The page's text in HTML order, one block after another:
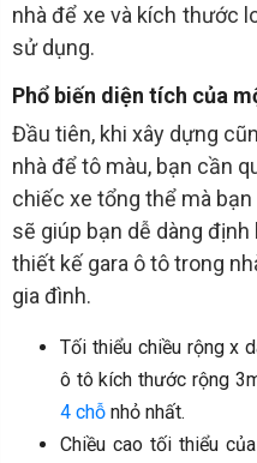
nhà để xe và kích thước
sử dụng.
Phổ biến diện tích của
Đầu tiên, khi xây dựng
nhà để tô màu, bạn cần
chiếc xe tổng thể mà
sẽ giúp bạn dễ dàng
thiết kế gara ô tô trong
gia đình.
Tối thiểu chiều rộng x
ô tô kích thước rộng
4 chỗ nhỏ nhất.
Chiều cao tối thiểu